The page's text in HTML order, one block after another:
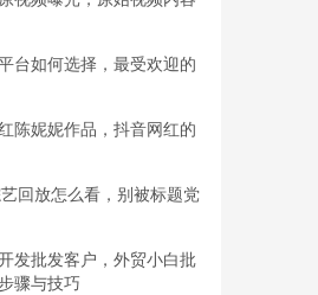
台如何选择，最受欢迎的
陈妮妮作品，抖音网红的
回放怎么看，别被标题党
发批发客户，外贸小白批
骤与技巧